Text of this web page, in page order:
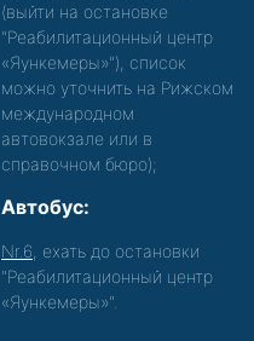
(выйти на остановке
"Реабилитационный центр
«Яункемеры»"), список
можно уточнить на Рижском
международном
автовокзале или в
справочном бюро);
Автобус:
Nr.6 , ехать до остановки
"Реабилитационный центр
«Яункемеры»".